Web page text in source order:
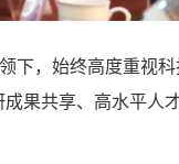
，始终高度重视
果共享、高水平人